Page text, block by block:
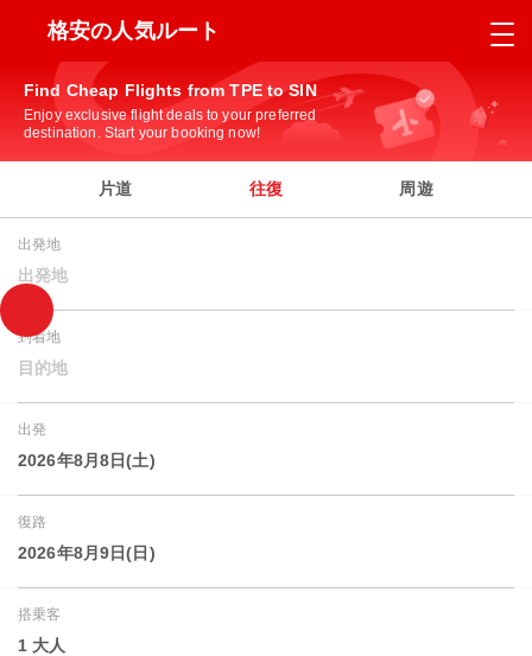
格安の人気ルート
Find Cheap Flights from TPE to SIN
Enjoy exclusive flight deals to your preferred
destination. Start your booking now!
片道 往復 周遊
出発地
出発地
到着地
目的地
出発
2026年8月8日(土)
復路
2026年8月9日(日)
搭乗客
1 大人